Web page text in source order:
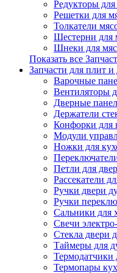
Редукторы
Решетки для
Толкатели
Шестерни для
Шнеки для
Показать все
Запчасти для плит и
Варочные
Вентиляторы
Дверные
Держатели
Конфорки для
Модули
Ножки для
Петли для
Рассекатели
Ручки двери
Ручки
Сальники для
Свечи
Стекла двери
Таймеры для
Термодатчики
Термопары